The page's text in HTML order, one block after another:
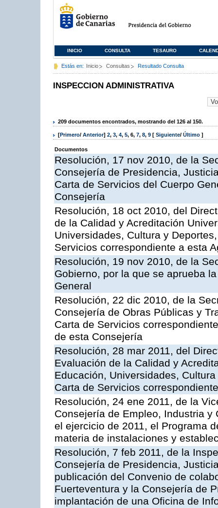
INICIO CONSULTA TESAURO
Estás en: Inicio Consultas Resultado Consulta
INSPECCION ADMINISTRATIVA
209 documentos encontrados, mostrando del 126 al 150.
[Primero/ Anterior] 2, 3, 4, 5, 6, 7, 8, 9 [ Siguiente/ Último ]
Documentos
Resolución, 17 nov 2010, de la
Consejería de Presidencia,
Carta de Servicios del Cuerpo
Consejería
Resolución, 18 oct 2010, del
de la Calidad y Acreditación
Universidades, Cultura y
Servicios correspondiente a esta
Resolución, 19 nov 2010, de la
Gobierno, por la que se aprueba
General
Resolución, 22 dic 2010, de la
Consejería de Obras Públicas y
Carta de Servicios
de esta Consejería
Resolución, 28 mar 2011, del
Evaluación de la Calidad y
Educación, Universidades,
Carta de Servicios
Resolución, 24 ene 2011, de la
Consejería de Empleo, Industria
el ejercicio de 2011, el Programa
materia de instalaciones y
Resolución, 7 feb 2011, de la
Consejería de Presidencia,
publicación del Convenio de
Fuerteventura y la Consejería de
implantación de una Oficina de